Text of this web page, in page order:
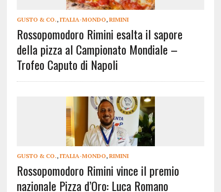
GUSTO & CO., ITALIA-MONDO, RIMINI
Rossopomodoro Rimini esalta il sapore
della pizza al Campionato Mondiale –
Trofeo Caputo di Napoli
GUSTO & CO., ITALIA-MONDO, RIMINI
Rossopomodoro Rimini vince il premio
nazionale Pizza d’Oro: Luca Romano